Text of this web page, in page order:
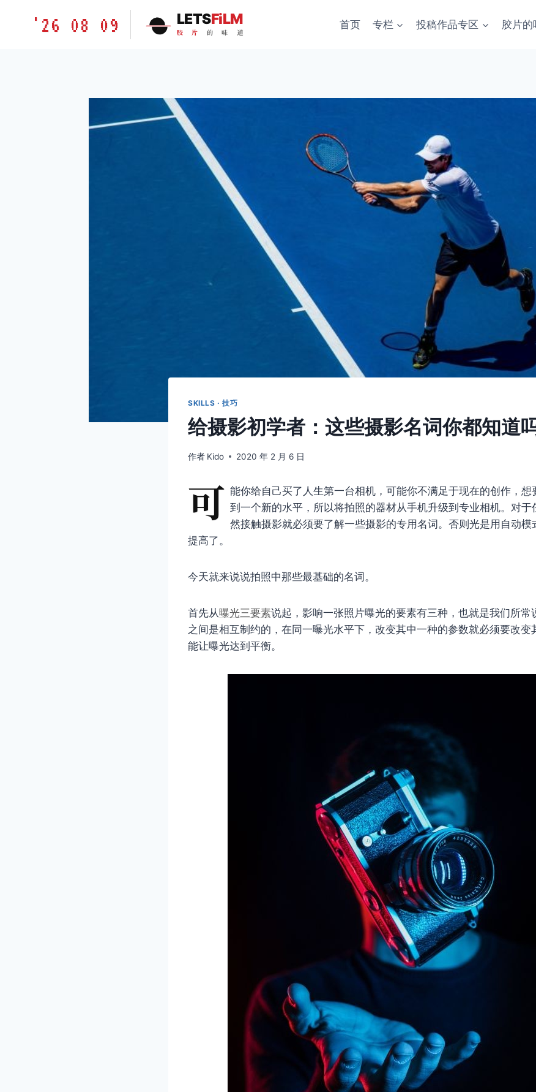
胶'26 08 09 LETSFiLM
胶 片 的 味 道
首页 专栏 投稿作品专区 胶片的
SKILLS · 技巧
给摄影初学者：这些摄影名词你都知道
作者 Kido 2020 年 2 月 6 日
可 能你给自己买了人生第一台相机，可能你不满足于现在的创作，想
到一个新的水平，所以将拍照的器材从手机升级到专业相机。对于
然接触摄影就必须要了解一些摄影的专用名词。否则光是用自动模
提高了。
今天就来说说拍照中那些最基础的名词。
首先从曝光三要素说起，影响一张照片曝光的要素有三种，也就是我们所常
之间是相互制约的，在同一曝光水平下，改变其中一种的参数就必须要改变
能让曝光达到平衡。